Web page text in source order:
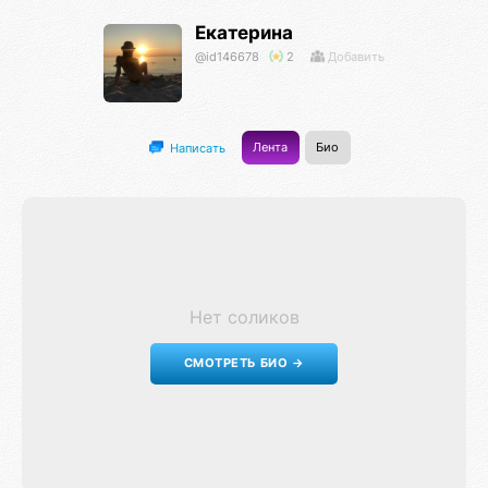
Екатерина
@id146678 2 Добавить
Написать Лента Био
Нет соликов
СМОТРЕТЬ БИО →